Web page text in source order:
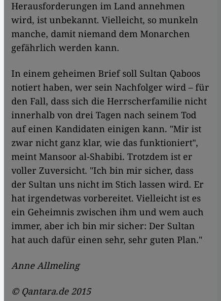
Herausforderungen im Land annehmen
wird, ist unbekannt. Vielleicht, so munkeln
manche, damit niemand dem Monarchen
gefährlich werden kann.
In einem geheimen Brief soll Sultan Qaboos
notiert haben, wer sein Nachfolger wird – für
den Fall, dass sich die Herrscherfamilie nicht
innerhalb von drei Tagen nach seinem Tod
auf einen Kandidaten einigen kann. "Mir ist
zwar nicht ganz klar, wie das funktioniert",
meint Mansoor al-Shabibi. Trotzdem ist er
voller Zuversicht. "Ich bin mir sicher, dass
der Sultan uns nicht im Stich lassen wird. Er
hat irgendetwas vorbereitet. Vielleicht ist es
ein Geheimnis zwischen ihm und wem auch
immer, aber ich bin mir sicher: Der Sultan
hat auch dafür einen sehr, sehr guten Plan."
Anne Allmeling
©Qantara.de 2015